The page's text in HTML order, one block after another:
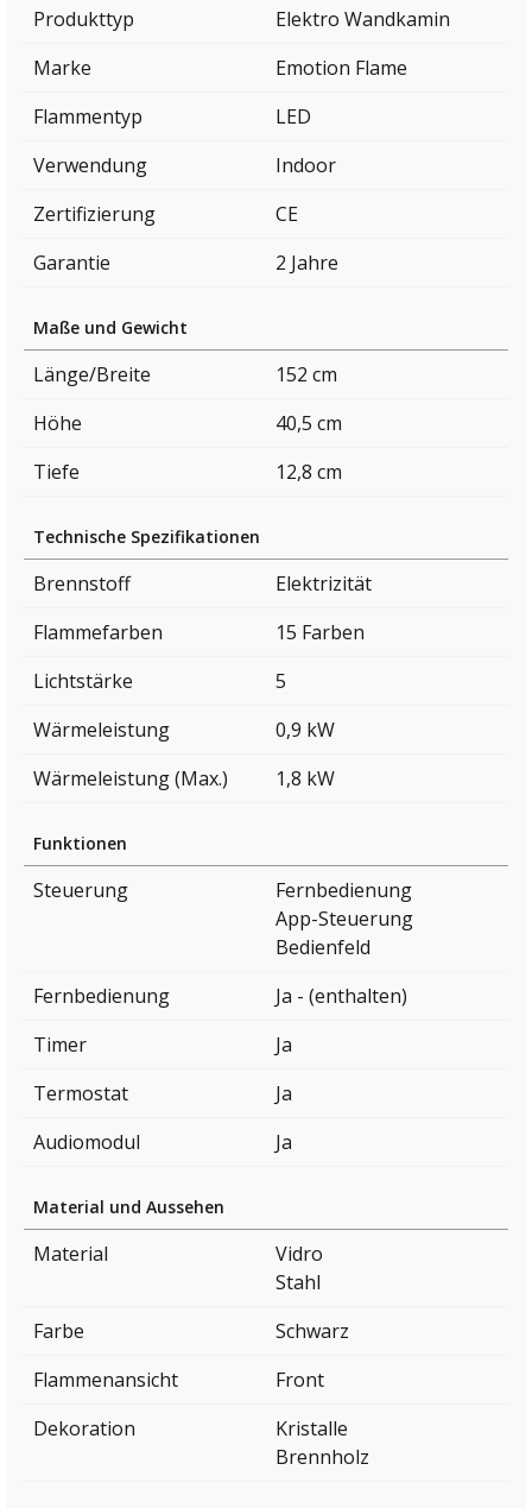
Produkttyp
Elektro Wandkamin
Marke
Emotion Flame
Flammentyp
LED
Verwendung
Indoor
Zertifizierung
CE
Garantie
2 Jahre
Maße und Gewicht
Länge/Breite
152 cm
Höhe
40,5 cm
Tiefe
12,8 cm
Technische Spezifikationen
Brennstoff
Elektrizität
Flammefarben
15 Farben
Lichtstärke
5
Wärmeleistung
0,9 kW
Wärmeleistung (Max.)
1,8 kW
Funktionen
Steuerung
Fernbedienung
App-Steuerung
Bedienfeld
Fernbedienung
Ja - (enthalten)
Timer
Ja
Termostat
Ja
Audiomodul
Ja
Material und Aussehen
Material
Vidro
Stahl
Farbe
Schwarz
Flammenansicht
Front
Dekoration
Kristalle
Brennholz